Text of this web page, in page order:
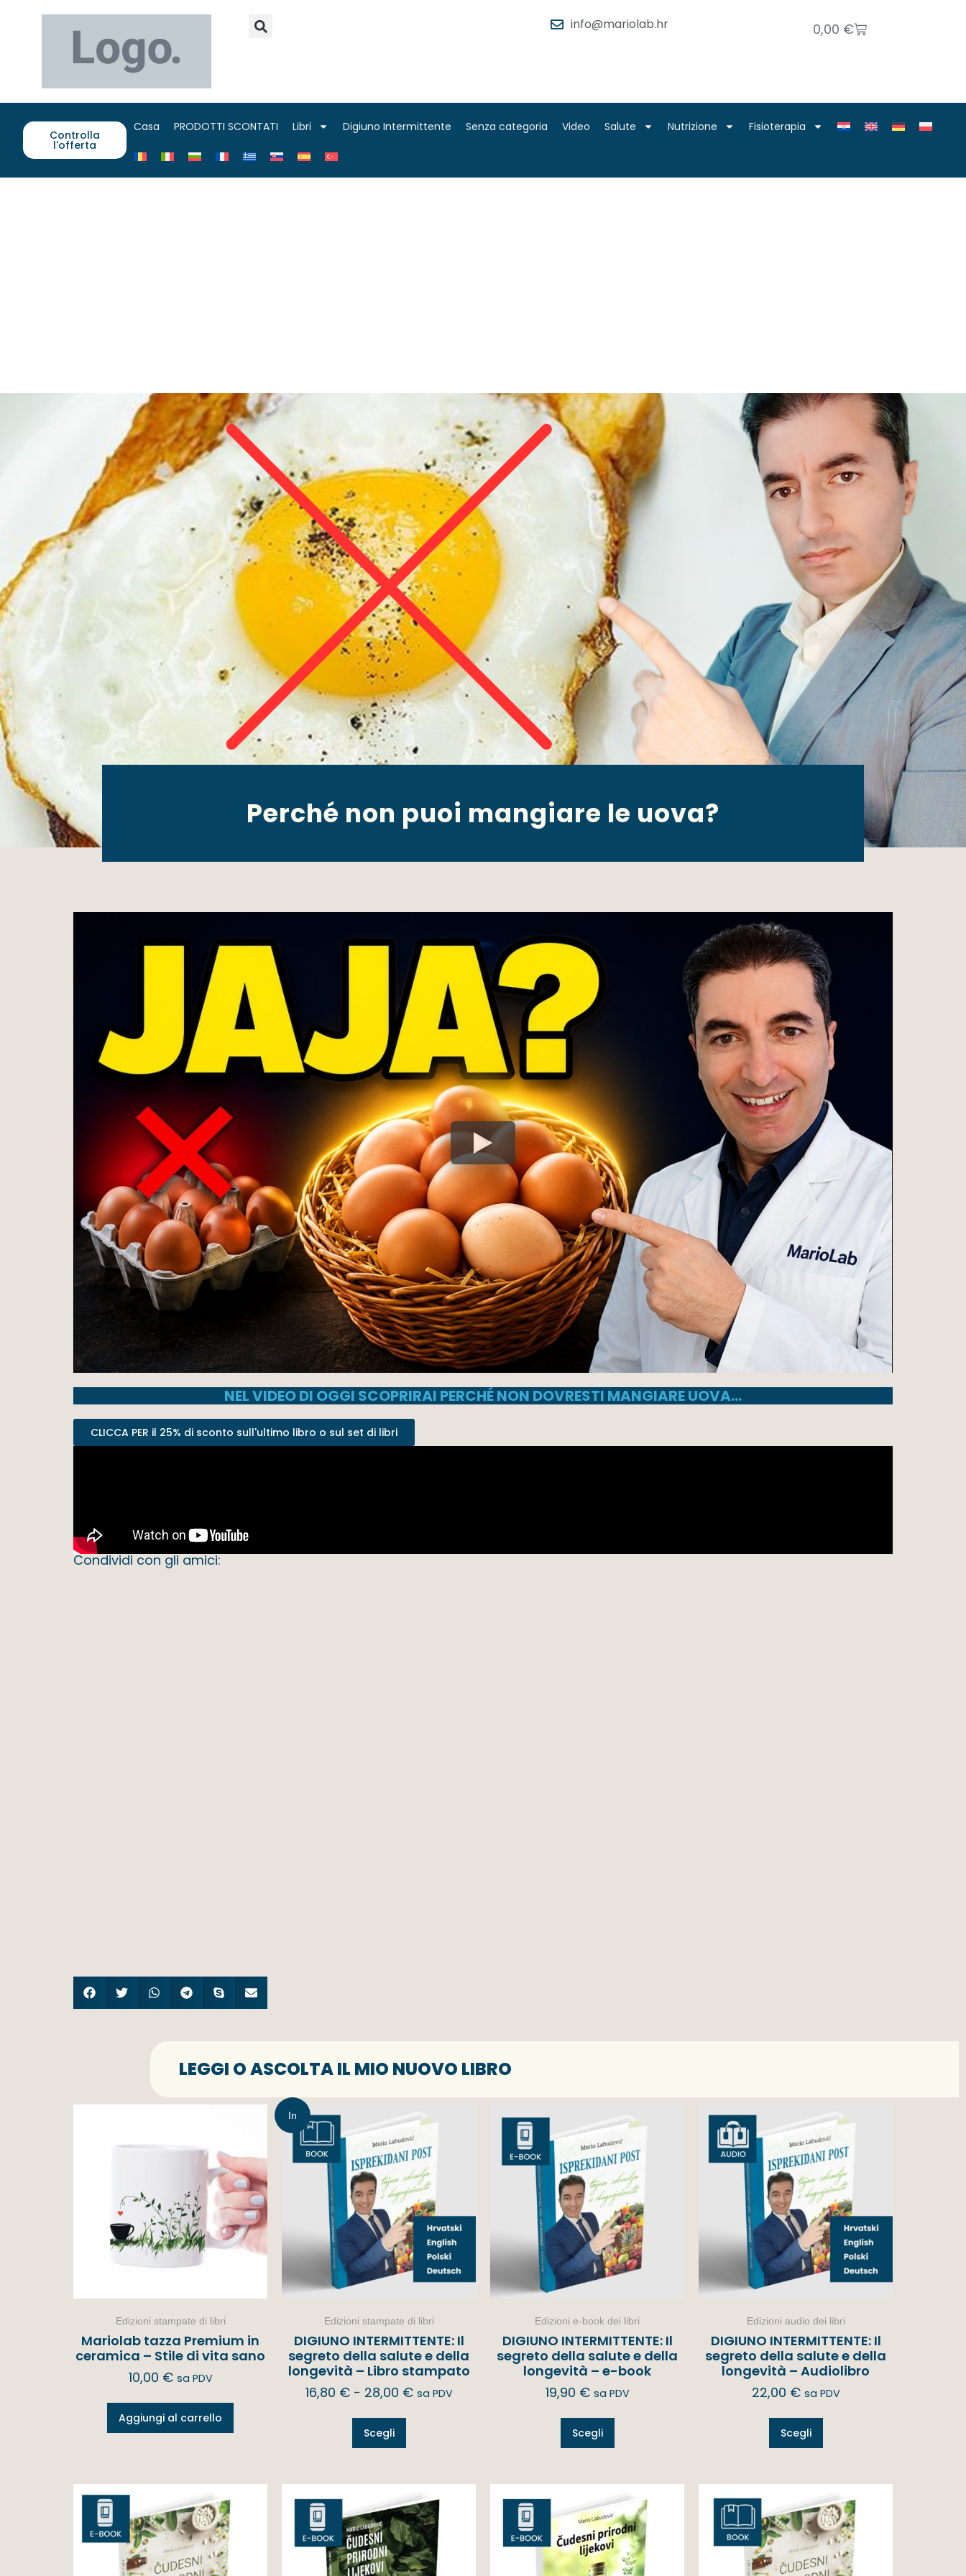
info@mariolab.hr 0,00 €
Controlla
l'offerta
Casa PRODOTTI SCONTATI Libri Digiuno Intermittente Senza categoria Video Salute Nutrizione Fisioterapia
Perché non puoi mangiare le uova?
NEL VIDEO DI OGGI SCOPRIRAI PERCHÉ NON DOVRESTI MANGIARE UOVA…
CLICCA PER il 25% di sconto sull'ultimo libro o sul set di libri
Condividi con gli amici:
LEGGI O ASCOLTA IL MIO NUOVO LIBRO
Edizioni stampate di libri
Mariolab tazza Premium in
ceramica – Stile di vita sano
10,00 € sa PDV
Aggiungi al carrello
In
offerta!
Edizioni stampate di libri
DIGIUNO INTERMITTENTE: Il
segreto della salute e della
longevità – Libro stampato
16,80 € - 28,00 € sa PDV
Scegli
Edizioni e-book dei libri
DIGIUNO INTERMITTENTE: Il
segreto della salute e della
longevità – e-book
19,90 € sa PDV
Scegli
Edizioni audio dei libri
DIGIUNO INTERMITTENTE: Il
segreto della salute e della
longevità – Audiolibro
22,00 € sa PDV
Scegli